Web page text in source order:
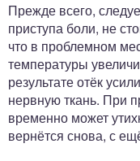
Прежде всего,
приступа боли, не
что в проблемном
температуры
результате отёк
нервную ткань. При
временно может
вернётся снова, с